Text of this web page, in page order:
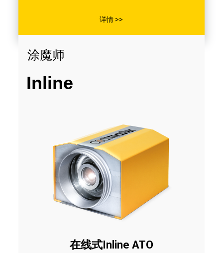
详情 >>
涂魔师
Inline
在线式Inline ATO